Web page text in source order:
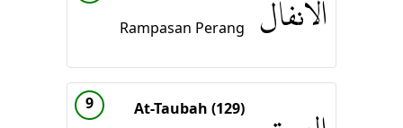
Rampasan Perang
الانفال
9
At-Taubah (129)